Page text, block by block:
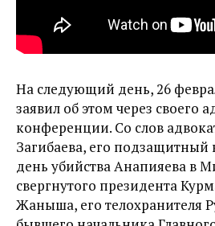
На следующий день, 26
заявил об этом через своего
конференции. Со слов
Загибаева, его подзащитный
день убийства Анапияева в
свергнутого президента
Жаныша, его телохранителя